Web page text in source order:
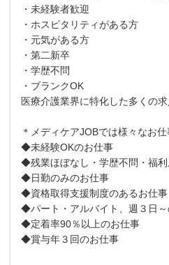
・未経験者歓迎
・ホスピタリティがある方
・元気がある方
・第二新卒
・学歴不問
・ブランクOK
医療介護業界に特化した多くの求
＊メディケアJOBでは様々なお
◆未経験OKのお仕事
◆残業ほぼなし・学歴不問・福
◆日勤のみのお仕事
◆資格取得支援制度のあるお仕事
◆パート・アルバイト、週３日
◆定着率90％以上のお仕事
◆賞与年３回のお仕事